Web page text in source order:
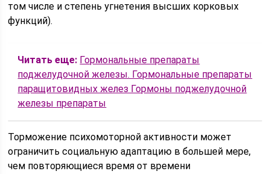
том числе и степень угнетения высших корковых
функций).
Читать еще: Гормональные препараты
поджелудочной железы. Гормональные препараты
паращитовидных желез Гормоны поджелудочной
железы препараты
Торможение психомоторной активности может
ограничить социальную адаптацию в большей мере,
чем повторяющиеся время от времени